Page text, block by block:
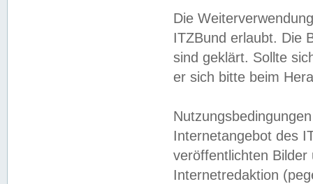
Die
ITZBund erlaubt. Die
sind geklärt. Sollte
er sich bitte beim
Internetangebot des
veröffentlichten
Internetredaktion